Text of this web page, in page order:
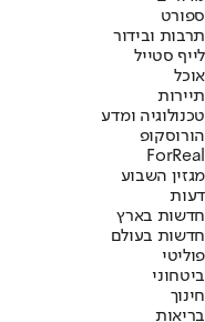
ספורט
תרבות ובידור
לייף סטייל
אוכל
תיירות
טכנולוגיה ומדע
הורוסקופ
ForReal
מגזין השבוע
דעות
חדשות בארץ
חדשות בעולם
פוליטי
ביטחוני
חינוך
בריאות